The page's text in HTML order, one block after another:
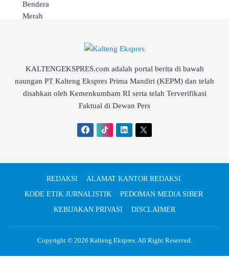
KALTENGEKSPRES.com adalah portal berita di bawah
naungan PT Kalteng Ekspres Prima Mandiri (KEPM) dan telah
disahkan oleh Kemenkumham RI serta telah Terverifikasi
Faktual di Dewan Pers
REDAKSI
ALAMAT KANTOR REDAKSI
KODE ETIK JURNALISTIK
PEDOMAN MEDIA SIBER
KEBIJAKAN PRIVASI
DISCLAIMER
Copyright © 2026 Kalteng Ekspres. All Right Reserved.